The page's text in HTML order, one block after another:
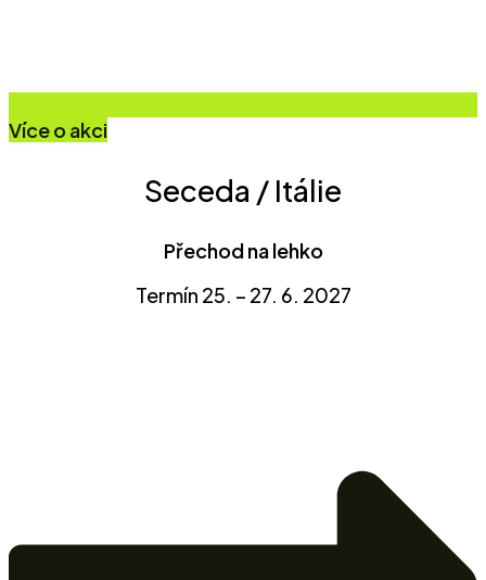
Více o akci
Seceda / Itálie
Přechod na lehko
Termín 25. – 27. 6. 2027